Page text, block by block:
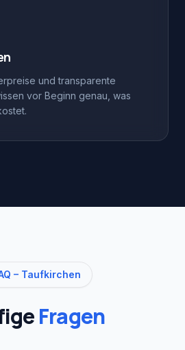
und transparente
vor Beginn genau, was
– Taufkirchen
Fragen